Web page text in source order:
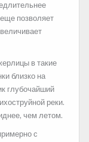
позволяет
в такие
близко на
глубочайший
реки.
чем летом.
с